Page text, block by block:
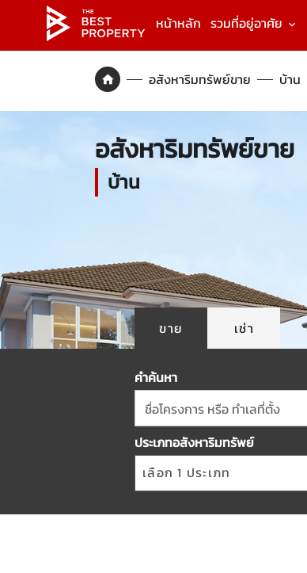
หน้าหลัก รวมที่อยู่อาศัย
อสังหาริมทรัพย์ขาย บ้าน
อสังหาริมทรัพย์ขาย
บ้าน
ขาย เช่า
คำค้นหา
ชื่อโครงการ หรือ ทำเลที่ตั้ง
ประเภทอสังหาริมทรัพย์
เลือก 1 ประเภท